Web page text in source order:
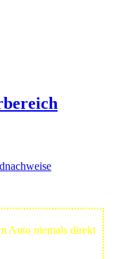
Auto niemals direkt